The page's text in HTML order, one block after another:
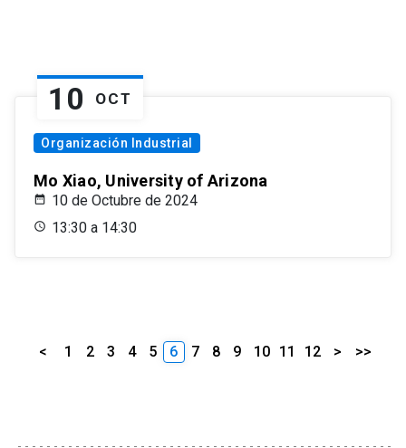
10 OCT
Organización Industrial
Mo Xiao, University of Arizona
10 de Octubre de 2024
13:30 a 14:30
< 1 2 3 4 5 6 7 8 9 10 11 12 > >>